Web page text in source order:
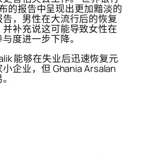
的报告中呈现出更加黯淡的
，男性在大流行后的恢复
补充说这可能导致女性在
度进一步下降。
能够在失业后迅速恢复元
企业，但 Ghania Arsalan